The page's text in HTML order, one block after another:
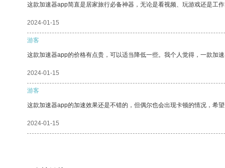
这款加速器app简直是居家旅行必备神器，无论是看视频、玩游戏还是工
2024-01-15
游客
这款加速器app的价格有点贵，可以适当降低一些。我个人觉得，一款加
2024-01-15
游客
这款加速器app的加速效果还是不错的，但偶尔也会出现卡顿的情况，希
2024-01-15